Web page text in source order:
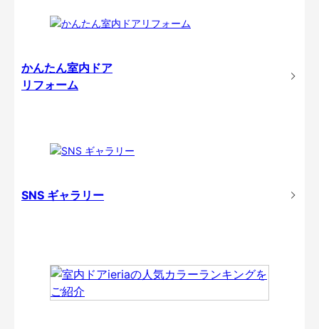
かんたん室内ドア
リフォーム
SNS ギャラリー